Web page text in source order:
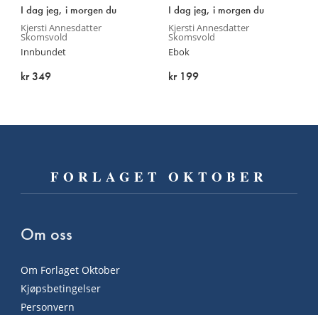
I dag jeg, i morgen du
Kjersti Annesdatter
Skomsvold
Innbundet
kr 349
Les
mer
I dag jeg, i morgen du
Kjersti Annesdatter
Skomsvold
Ebok
kr 199
Les
mer
FORLAGET OKTOBER
Om oss
Om Forlaget Oktober
Kjøpsbetingelser
Personvern